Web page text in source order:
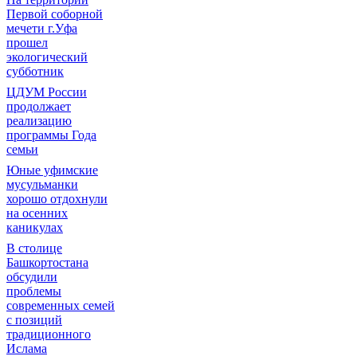
Первой соборной
мечети г.Уфа
прошел
экологический
субботник
ЦДУМ России
продолжает
реализацию
программы Года
семьи
Юные уфимские
мусульманки
хорошо отдохнули
на осенних
каникулах
В столице
Башкортостана
обсудили
проблемы
современных семей
с позиций
традиционного
Ислама